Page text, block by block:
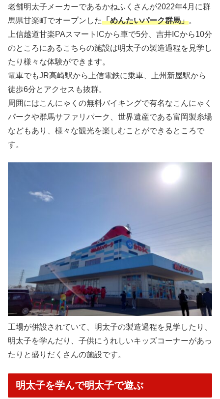
老舗明太子メーカーであるかねふくさんが2022年4月に群
馬県甘楽町でオープンした「めんたいパーク群馬」。
上信越道甘楽PAスマートICから車で5分、吉井ICから10分
のところにあるこちらの施設は明太子の製造過程を見学し
たり様々な体験ができます。
電車でもJR高崎駅から上信電鉄に乗車、上州新屋駅から
徒歩6分とアクセスも抜群。
周囲にはこんにゃくの無料バイキングで有名なこんにゃく
パークや群馬サファリパーク、世界遺産である富岡製糸場
などもあり、様々な観光を楽しむことができるところで
す。
工場が併設されていて、明太子の製造過程を見学したり、
明太子を学んだり、子供にうれしいキッズコーナーがあっ
たりと盛りだくさんの施設です。
明太子を学んで明太子で遊ぶ